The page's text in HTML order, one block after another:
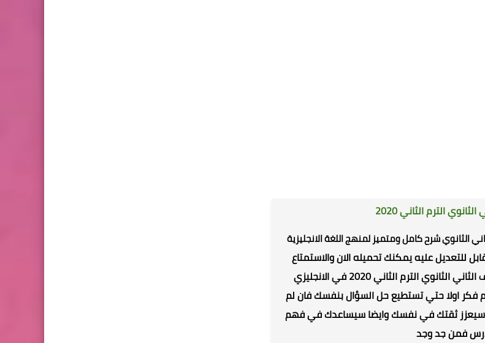
الترم الثاني 2020
الثانوي شرح كامل ومتميز لمنهج اللغة الانجليزية
بي دي اف غير قابل للتعديل عليه يمكنك تحميله الان والاستمتاع
بالاجابة النموذجية لكتاب الشرح المعاصر فى اللغة الانجليزية للصف الثاني الثانوي الترم الثاني 2020 في الانجليزي
ثم فكر اولا حتي تستطيع حل السؤال بنفسك فان لم
سيعزز ثقتك في نفسك وايضا سيساعدك في فهم
فمن جد وجد